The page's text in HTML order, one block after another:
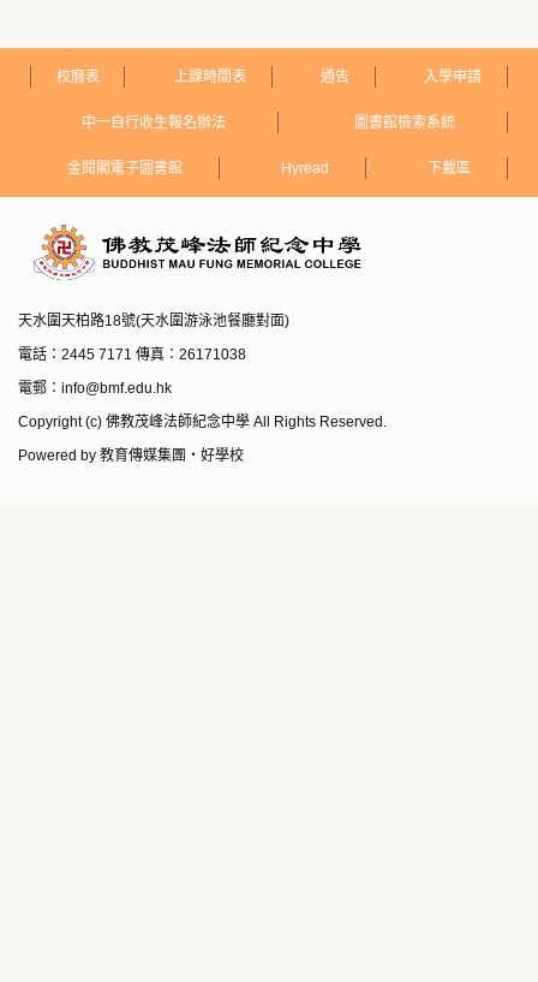
校曆表 上課時間表 通告 入學申請
中一自行收生報名辦法 圖書館檢索系統
金閱閣電子圖書館 Hyread 下載區
天水圍天柏路18號(天水圍游泳池餐廳對面)
電話：2445 7171 傳真：26171038
電郵： info@bmf.edu.hk
Copyright (c) 佛教茂峰法師紀念中學 All Rights Reserved.
Powered by 教育傳媒集團 ‧ 好學校